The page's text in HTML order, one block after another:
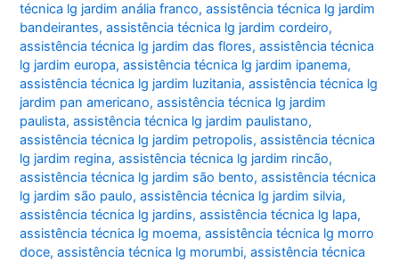
técnica lg jardim anália franco,assistência técnica lg jardim
bandeirantes,assistência técnica lg jardim cordeiro,
assistência técnica lg jardim das flores,assistência técnica
lg jardim europa,assistência técnica lg jardim ipanema,
assistência técnica lg jardim luzitania,assistência técnica lg
jardim pan americano,assistência técnica lg jardim
paulista,assistência técnica lg jardim paulistano,
assistência técnica lg jardim petropolis,assistência técnica
lg jardim regina,assistência técnica lg jardim rincão,
assistência técnica lg jardim são bento,assistência técnica
lg jardim são paulo,assistência técnica lg jardim silvia,
assistência técnica lg jardins,assistência técnica lg lapa,
assistência técnica lg moema,assistência técnica lg morro
doce,assistência técnica lg morumbi,assistência técnica